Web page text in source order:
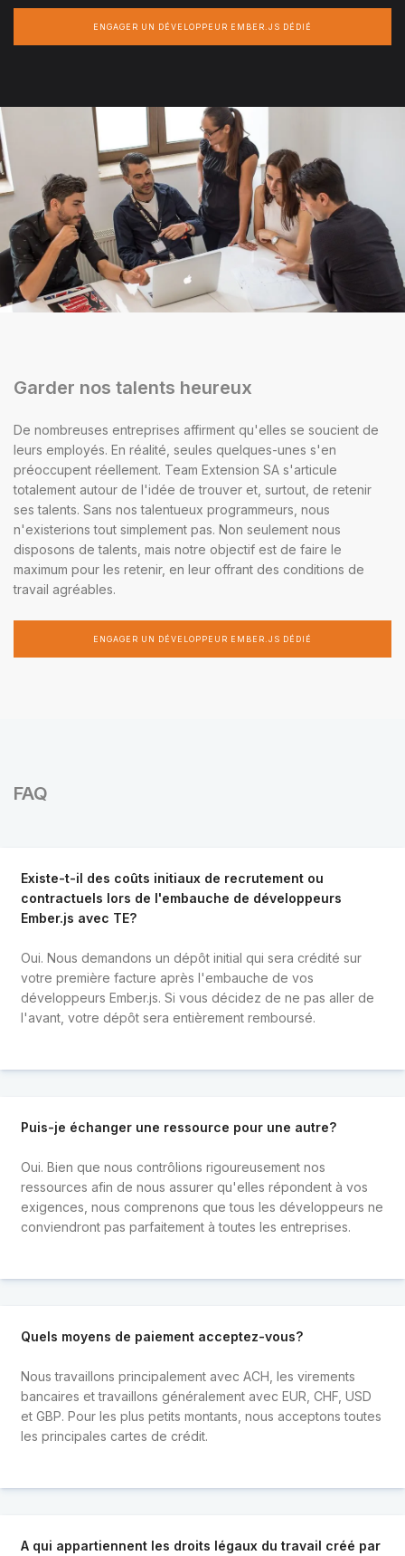
ENGAGER UN DÉVELOPPEUR EMBER.JS DÉDIÉ
Garder nos talents heureux
De nombreuses entreprises affirment qu'elles se soucient de
leurs employés. En réalité, seules quelques-unes s'en
préoccupent réellement. Team Extension SA s'articule
totalement autour de l'idée de trouver et, surtout, de retenir
ses talents. Sans nos talentueux programmeurs, nous
n'existerions tout simplement pas. Non seulement nous
disposons de talents, mais notre objectif est de faire le
maximum pour les retenir, en leur offrant des conditions de
travail agréables.
ENGAGER UN DÉVELOPPEUR EMBER.JS DÉDIÉ
FAQ
Existe-t-il des coûts initiaux de recrutement ou
contractuels lors de l'embauche de développeurs
Ember.js avec TE?
Oui. Nous demandons un dépôt initial qui sera crédité sur
votre première facture après l'embauche de vos
développeurs Ember.js. Si vous décidez de ne pas aller de
l'avant, votre dépôt sera entièrement remboursé.
Puis-je échanger une ressource pour une autre?
Oui. Bien que nous contrôlions rigoureusement nos
ressources afin de nous assurer qu'elles répondent à vos
exigences, nous comprenons que tous les développeurs ne
conviendront pas parfaitement à toutes les entreprises.
Quels moyens de paiement acceptez-vous?
Nous travaillons principalement avec ACH, les virements
bancaires et travaillons généralement avec EUR, CHF, USD
et GBP. Pour les plus petits montants, nous acceptons toutes
les principales cartes de crédit.
A qui appartiennent les droits légaux du travail créé par